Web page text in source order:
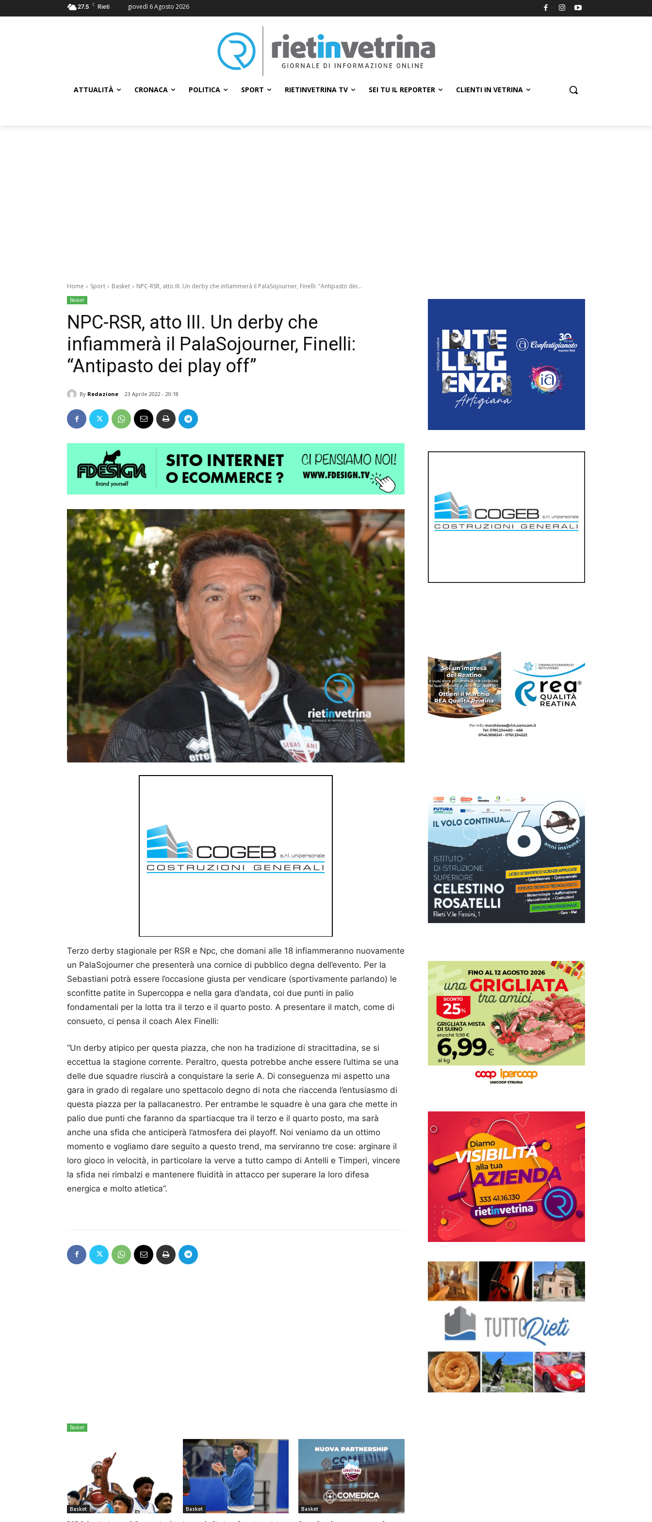
27.5 C Rieti giovedì 6 Agosto 2026
ATTUALITÀ CRONACA POLITICA SPORT RIETINVETRINA TV SEI TU IL REPORTER CLIENTI IN VETRINA
Home Sport Basket NPC-RSR, atto III. Un derby che infiammerà il PalaSojourner, Finelli: "Antipasto dei...
Basket
NPC-RSR, atto III. Un derby che
infiammerà il PalaSojourner, Finelli:
“Antipasto dei play off”
By Redazione 23 Aprile 2022 - 20:18
Terzo derby stagionale per RSR e Npc, che domani alle 18 infiammeranno nuovamente
un PalaSojourner che presenterà una cornice di pubblico degna dell’evento. Per la
Sebastiani potrà essere l’occasione giusta per vendicare (sportivamente parlando) le
sconfitte patite in Supercoppa e nella gara d’andata, coi due punti in palio
fondamentali per la lotta tra il terzo e il quarto posto. A presentare il match, come di
consueto, ci pensa il coach Alex Finelli:
“Un derby atipico per questa piazza, che non ha tradizione di stracittadina, se si
eccettua la stagione corrente. Peraltro, questa potrebbe anche essere l’ultima se una
delle due squadre riuscirà a conquistare la serie A. Di conseguenza mi aspetto una
gara in grado di regalare uno spettacolo degno di nota che riaccenda l’entusiasmo di
questa piazza per la pallacanestro. Per entrambe le squadre è una gara che mette in
palio due punti che faranno da spartiacque tra il terzo e il quarto posto, ma sarà
anche una sfida che anticiperà l’atmosfera dei playoff. Noi veniamo da un ottimo
momento e vogliamo dare seguito a questo trend, ma serviranno tre cose: arginare il
loro gioco in velocità, in particolare la verve a tutto campo di Antelli e Timperi, vincere
la sfida nei rimbalzi e mantenere fluidità in attacco per superare la loro difesa
energica e molto atletica”.
Basket
Basket Basket Basket